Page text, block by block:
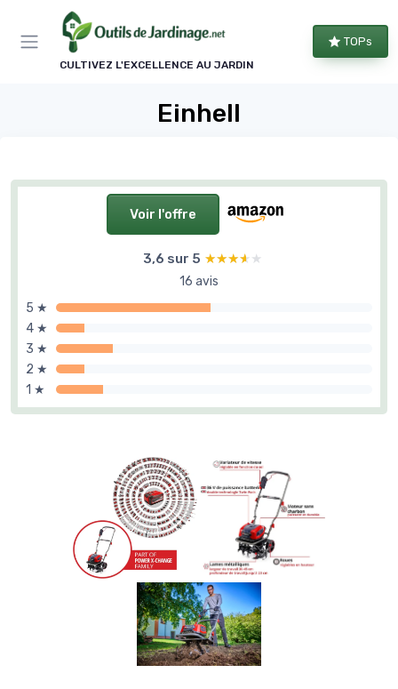
CULTIVEZ L'EXCELLENCE AU JARDIN
TOPs
Einhell
Voir l'offre
3,6 sur 5 ★★★★★
★★★★★
16 avis
5 ★
4 ★
3 ★
2 ★
1 ★
Panneau de gestion des cookies